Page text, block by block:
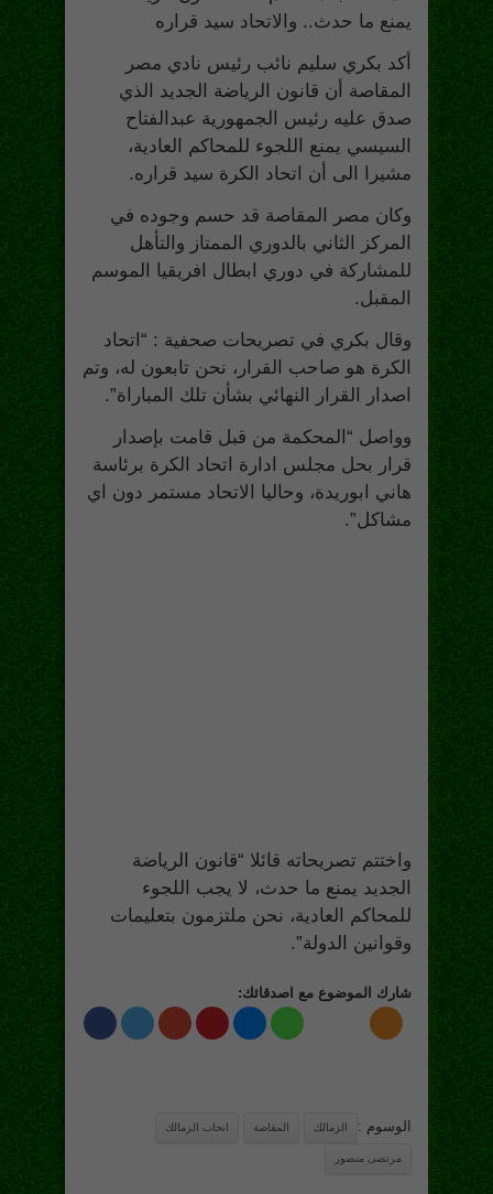
يمنع ما حدث.. والاتحاد سيد قراره
أكد بكري سليم نائب رئيس نادي مصر
المقاصة أن قانون الرياضة الجديد الذي
صدق عليه رئيس الجمهورية عبدالفتاح
السيسي يمنع اللجوء للمحاكم العادية،
مشيرا الى أن اتحاد الكرة سيد قراره.
وكان مصر المقاصة قد حسم وجوده في
المركز الثاني بالدوري الممتاز والتأهل
للمشاركة في دوري ابطال افريقيا الموسم
المقبل.
وقال بكري في تصريحات صحفية : “اتحاد
الكرة هو صاحب القرار، نحن تابعون له، وتم
اصدار القرار النهائي بشأن تلك المباراة”.
وواصل “المحكمة من قبل قامت بإصدار
قرار بحل مجلس ادارة اتحاد الكرة برئاسة
هاني ابوريدة، وحاليا الاتحاد مستمر دون اي
مشاكل”.
واختتم تصريحاته قائلا “قانون الرياضة
الجديد يمنع ما حدث، لا يجب اللجوء
للمحاكم العادية، نحن ملتزمون بتعليمات
وقوانين الدولة”.
شارك الموضوع مع اصدقائك:
الوسوم : الزمالك المقاصة انحاب الزمالك
مرتضى منصور